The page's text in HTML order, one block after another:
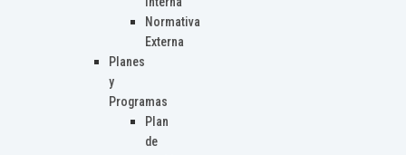
Normativa
Externa
Planes
y
Programas
Plan
de